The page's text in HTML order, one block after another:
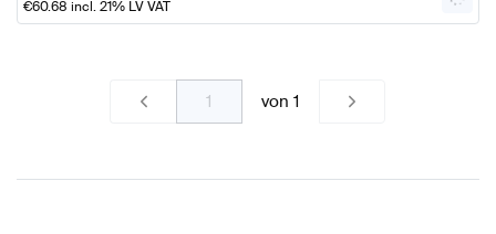
€60.68 incl. 21% LV VAT
von1